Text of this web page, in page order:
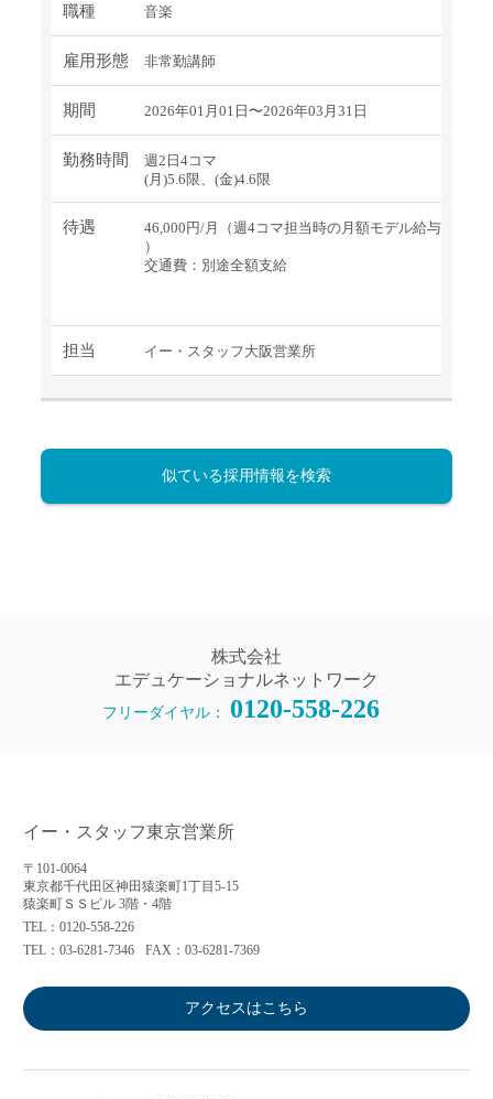
職種 音楽
雇用形態 非常勤講師
期間 2026年01月01日〜2026年03月31日
勤務時間
週2日4コマ
(月)5.6限、(金)4.6限
待遇
46,000円/月（週4コマ担当時の月額モデル給与
）
交通費：別途全額支給
担当 イー・スタッフ大阪営業所
似ている採用情報を検索
株式会社
エデュケーショナルネットワーク
フリーダイヤル： 0120-558-226
イー・スタッフ東京営業所
〒101-0064
東京都千代田区神田猿楽町1丁目5-15
猿楽町ＳＳビル 3階・4階
TEL：0120-558-226
TEL：03-6281-7346
FAX：03-6281-7369
アクセスはこちら